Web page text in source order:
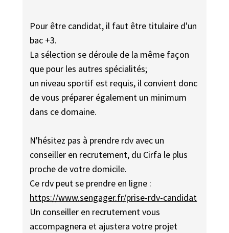
Pour être candidat, il faut être titulaire d'un
bac +3.
La sélection se déroule de la même façon
que pour les autres spécialités;
un niveau sportif est requis, il convient donc
de vous préparer également un minimum
dans ce domaine.
N'hésitez pas à prendre rdv avec un
conseiller en recrutement, du Cirfa le plus
proche de votre domicile.
Ce rdv peut se prendre en ligne :
https://www.sengager.fr/prise-rdv-candidat
Un conseiller en recrutement vous
accompagnera et ajustera votre projet